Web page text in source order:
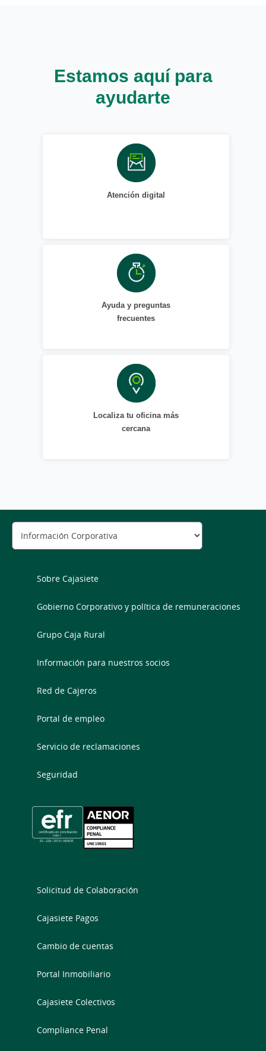
Estamos aquí para
ayudarte
Atención digital
Ayuda y preguntas
frecuentes
Localiza tu oficina más
cercana
Sobre Cajasiete
Gobierno Corporativo y política de remuneraciones
Grupo Caja Rural
Información para nuestros socios
Red de Cajeros
Portal de empleo
Servicio de reclamaciones
Seguridad
Solicitud de Colaboración
Cajasiete Pagos
Cambio de cuentas
Portal Inmobiliario
Cajasiete Colectivos
Compliance Penal